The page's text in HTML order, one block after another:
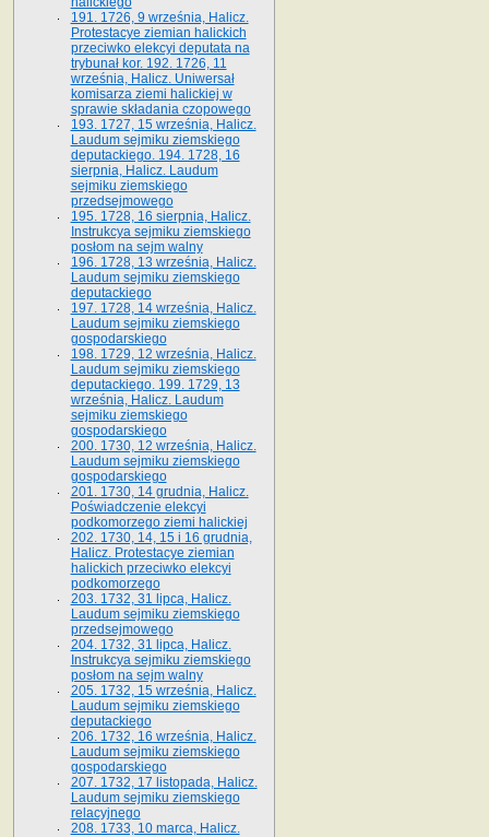
191. 1726, 9 września, Halicz.
Protestacye ziemian halickich
przeciwko elekcyi deputata na
trybunał kor. 192. 1726, 11
września, Halicz. Uniwersał
komisarza ziemi halickiej w
sprawie składania czopowego
193. 1727, 15 września, Halicz.
Laudum sejmiku ziemskiego
deputackiego. 194. 1728, 16
sierpnia, Halicz. Laudum
sejmiku ziemskiego
przedsejmowego
195. 1728, 16 sierpnia, Halicz.
Instrukcya sejmiku ziemskiego
posłom na sejm walny
196. 1728, 13 września, Halicz.
Laudum sejmiku ziemskiego
deputackiego
197. 1728, 14 września, Halicz.
Laudum sejmiku ziemskiego
gospodarskiego
198. 1729, 12 września, Halicz.
Laudum sejmiku ziemskiego
deputackiego. 199. 1729, 13
września, Halicz. Laudum
sejmiku ziemskiego
gospodarskiego
200. 1730, 12 września, Halicz.
Laudum sejmiku ziemskiego
gospodarskiego
201. 1730, 14 grudnia, Halicz.
Poświadczenie elekcyi
podkomorzego ziemi halickiej
202. 1730, 14, 15 i 16 grudnia,
Halicz. Protestacye ziemian
halickich przeciwko elekcyi
podkomorzego
203. 1732, 31 lipca, Halicz.
Laudum sejmiku ziemskiego
przedsejmowego
204. 1732, 31 lipca, Halicz.
Instrukcya sejmiku ziemskiego
posłom na sejm walny
205. 1732, 15 września, Halicz.
Laudum sejmiku ziemskiego
deputackiego
206. 1732, 16 września, Halicz.
Laudum sejmiku ziemskiego
gospodarskiego
207. 1732, 17 listopada, Halicz.
Laudum sejmiku ziemskiego
relacyjnego
208. 1733, 10 marca, Halicz.